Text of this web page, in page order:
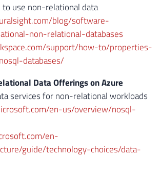
use non-relational data
blog/software-
non-relational-databases
support/how-to/properties-
databases/
Data Offerings on Azure
services for non-relational workloads
en-us/overview/nosql-
en-
guide/technology-choices/data-